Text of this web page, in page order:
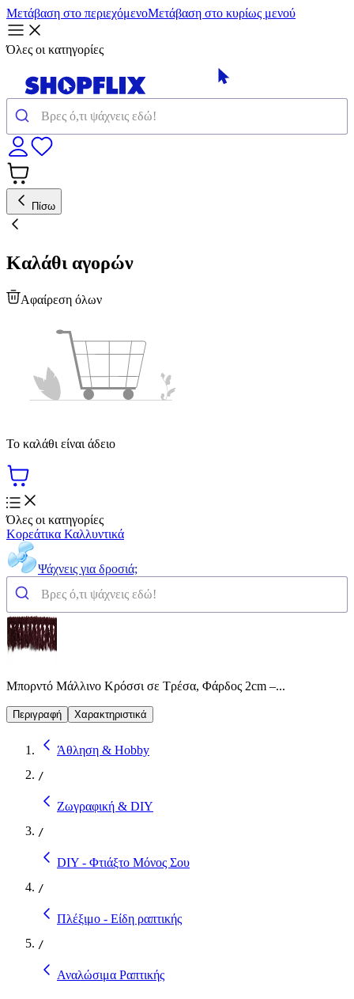
Μετάβαση στο περιεχόμενοΜετάβαση στο κυρίως μενού
Όλες οι κατηγορίες
Πίσω
Καλάθι αγορών
Αφαίρεση όλων
Το καλάθι είναι άδειο
Όλες οι κατηγορίες
Κορεάτικα Καλλυντικά
Ψάχνεις για δροσιά;
Μπορντό Μάλλινο Κρόσσι σε Τρέσα, Φάρδος 2cm –...
Περιγραφή Χαρακτηριστικά
Άθληση & Hobby
/
Ζωγραφική & DIY
/
DIY - Φτιάξτο Μόνος Σου
/
Πλέξιμο - Είδη ραπτικής
/
Αναλώσιμα Ραπτικής